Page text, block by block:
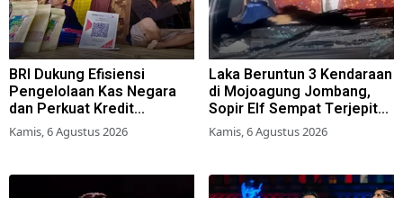
BRI Dukung Efisiensi
Pengelolaan Kas Negara
dan Perkuat Kredit
Berkualitas demi Dongkrak
Sektor Riil
Kamis, 6 Agustus 2026
Laka Beruntun 3 Kendaraan
di Mojoagung Jombang,
Sopir Elf Sempat Terjepit
Kemudi
Kamis, 6 Agustus 2026